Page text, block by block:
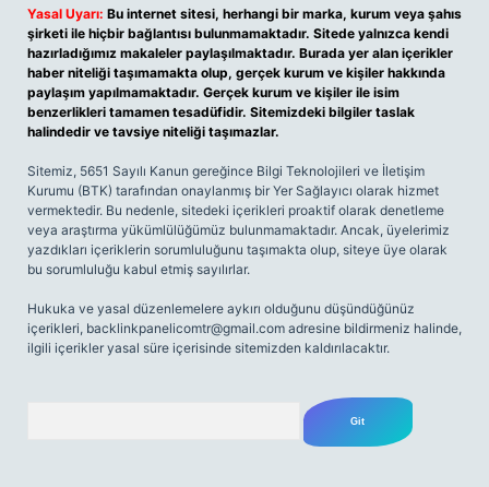
Yasal Uyarı: Bu internet sitesi, herhangi bir marka, kurum veya şahıs
şirketi ile hiçbir bağlantısı bulunmamaktadır. Sitede yalnızca kendi
hazırladığımız makaleler paylaşılmaktadır. Burada yer alan içerikler
haber niteliği taşımamakta olup, gerçek kurum ve kişiler hakkında
paylaşım yapılmamaktadır. Gerçek kurum ve kişiler ile isim
benzerlikleri tamamen tesadüfidir. Sitemizdeki bilgiler taslak
halindedir ve tavsiye niteliği taşımazlar.
Sitemiz, 5651 Sayılı Kanun gereğince Bilgi Teknolojileri ve İletişim
Kurumu (BTK) tarafından onaylanmış bir Yer Sağlayıcı olarak hizmet
vermektedir. Bu nedenle, sitedeki içerikleri proaktif olarak denetleme
veya araştırma yükümlülüğümüz bulunmamaktadır. Ancak, üyelerimiz
yazdıkları içeriklerin sorumluluğunu taşımakta olup, siteye üye olarak
bu sorumluluğu kabul etmiş sayılırlar.
Hukuka ve yasal düzenlemelere aykırı olduğunu düşündüğünüz
içerikleri, backlinkpanelicomtr@gmail.com adresine bildirmeniz halinde,
ilgili içerikler yasal süre içerisinde sitemizden kaldırılacaktır.